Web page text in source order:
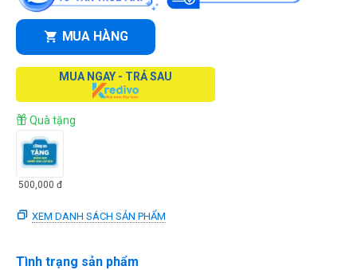
MUA HÀNG
MUA NGAY - TRẢ SAU
Quà tặng
500,000 đ
XEM DANH SÁCH SẢN PHẨM
Tình trạng sản phẩm